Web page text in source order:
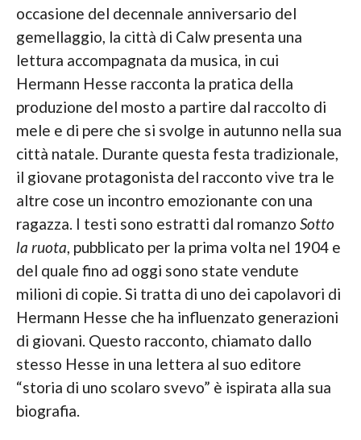
occasione del decennale anniversario del
gemellaggio, la città di Calw presenta una
lettura accompagnata da musica, in cui
Hermann Hesse racconta la pratica della
produzione del mosto a partire dal raccolto di
mele e di pere che si svolge in autunno nella sua
città natale. Durante questa festa tradizionale,
il giovane protagonista del racconto vive tra le
altre cose un incontro emozionante con una
ragazza. I testi sono estratti dal romanzo Sotto
la ruota, pubblicato per la prima volta nel 1904 e
del quale fino ad oggi sono state vendute
milioni di copie. Si tratta di uno dei capolavori di
Hermann Hesse che ha influenzato generazioni
di giovani. Questo racconto, chiamato dallo
stesso Hesse in una lettera al suo editore
“storia di uno scolaro svevo” è ispirata alla sua
biografia.